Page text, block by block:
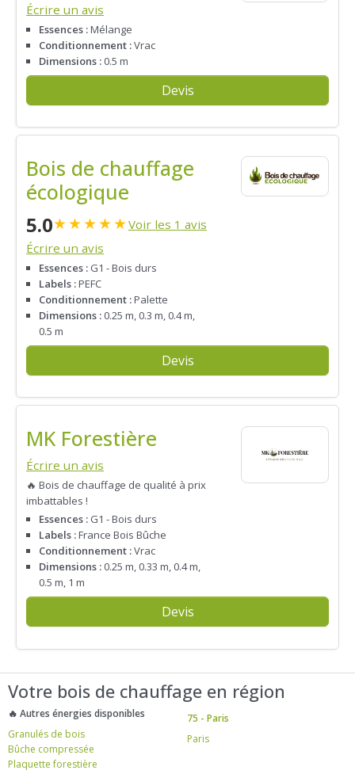
Écrire un avis
Essences :Mélange
Conditionnement :Vrac
Dimensions : 0.5 m
Devis
Bois de chauffage
écologique
5.0★★★★★Voir les 1 avis
Écrire un avis
Essences : G1 - Bois durs
Labels :PEFC
Conditionnement :Palette
Dimensions : 0.25 m, 0.3 m, 0.4 m,
0.5 m
Devis
MK Forestière
Écrire un avis
🔥 Bois de chauffage de qualité à prix
imbattables !
Essences : G1 - Bois durs
Labels :France Bois Bûche
Conditionnement :Vrac
Dimensions : 0.25 m, 0.33 m, 0.4 m,
0.5 m, 1 m
Devis
Votre bois de chauffage en région
🔥 Autres énergies disponibles
Granulés de bois
Bûche compressée
Plaquette forestière
75 - Paris
Paris